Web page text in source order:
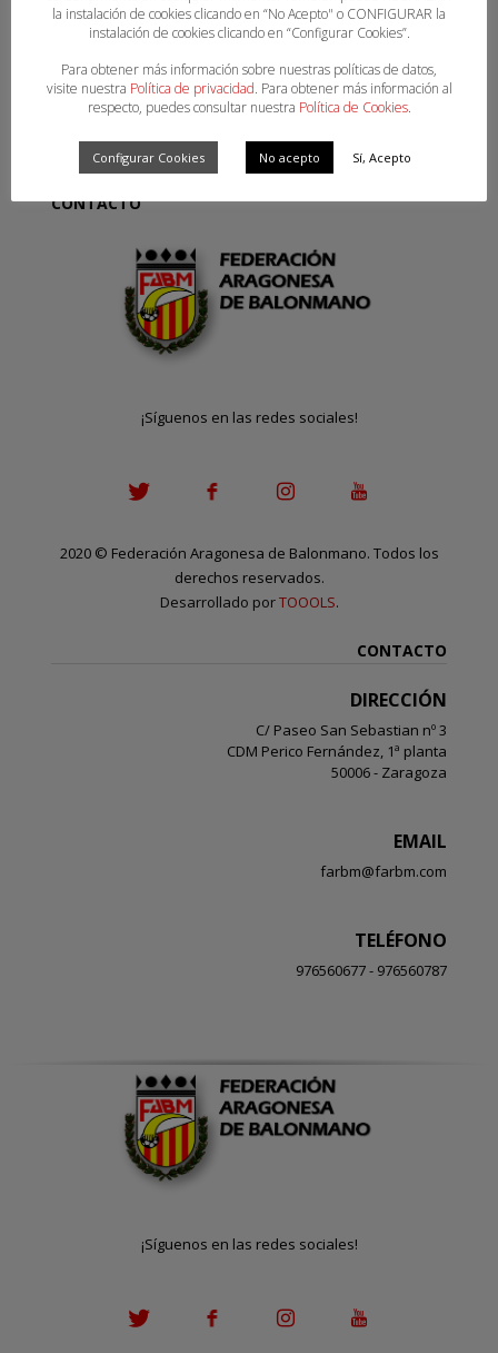
NOTICIAS
DOCUMENTOS
ÁRBITROS
ENTRENADORES
SELECCIONES
ENLACES
CONTACTO
¡Síguenos en las redes sociales!
2020 © Federación Aragonesa de Balonmano. Todos los
derechos reservados.
Desarrollado porTOOOLS.
CONTACTO
DIRECCIÓN
C/ Paseo San Sebastian nº 3
CDM Perico Fernández, 1ª planta
50006 - Zaragoza
EMAIL
farbm@farbm.com
TELÉFONO
976560677 - 976560787
¡Síguenos en las redes sociales!
la instalación de cookies clicando en “No Acepto" o CONFIGURAR la
instalación de cookies clicando en “Configurar Cookies”.
Para obtener más información sobre nuestras políticas de datos,
visite nuestra Política de privacidad. Para obtener más información al
respecto, puedes consultar nuestra Política de Cookies.
Configurar Cookies No acepto Sí, Acepto